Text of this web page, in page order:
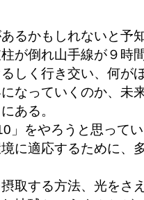
るかもしれないと予
が倒れ山手線が９時
しく行き交い、何が
なっていくのか、未
ある。
」をやろうと思って
に適応するために、
取する方法、光をさ